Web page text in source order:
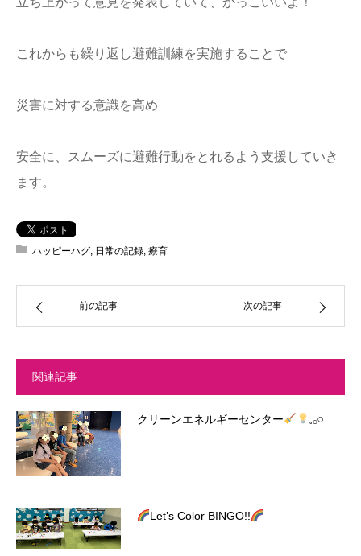
これからも繰り返し避難訓練を実施することで
災害に対する意識を高め
安全に、スムーズに避難行動をとれるよう支援していき
ます。
ハッピーハグ, 日常の記録, 療育
前の記事 次の記事
関連記事
クリーンエネルギーセンター 𓈒𓂂𓏸
Let’s Color BINGO!!